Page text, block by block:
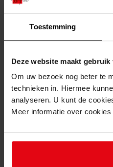
Toestemming
Deze website maakt gebruik
Om uw bezoek nog beter te
technieken in. Hiermee
analyseren. U kunt de
Meer informatie over
Doorsturen per email